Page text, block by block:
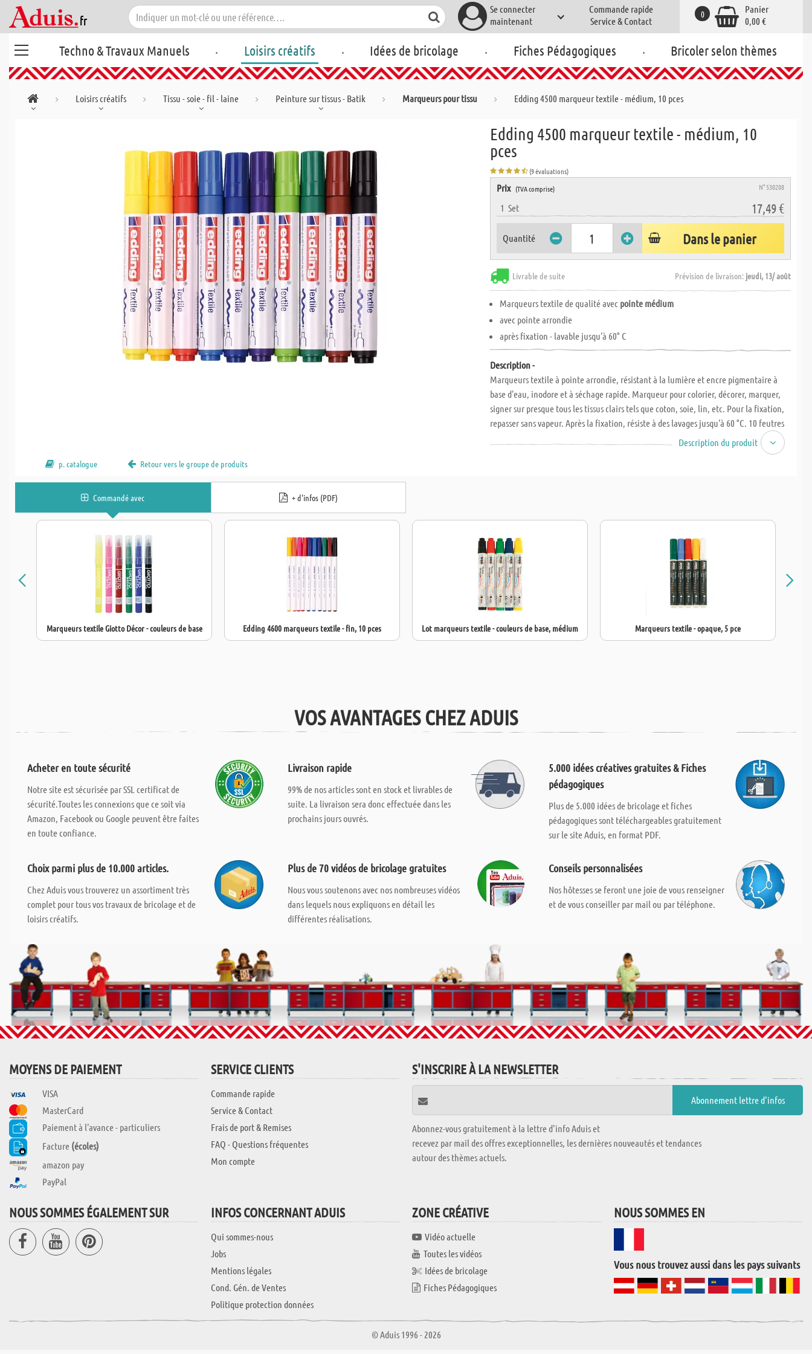
Se connecter
maintenant
Commande rapide
Service & Contact
Panier
0,00 €
0
Techno & Travaux Manuels . Loisirs créatifs . Idées de bricolage . Fiches Pédagogiques . Bricoler selon thèmes
Loisirs créatifs Tissu - soie - fil - laine Peinture sur tissus - Batik Marqueurs pour tissu Edding 4500 marqueur textile - médium, 10 pces
Edding 4500 marqueur textile - médium, 10
pces
(9 évaluations)
Prix (TVA comprise) N° 530208
1Set 17,49 €
Quantité Dans le panier
Livrable de suite Prévision de livraison: jeudi, 13/ août
Marqueurs textile de qualité avec pointe médium
avec pointe arrondie
après fixation - lavable jusqu'à 60° C
Description -
Marqueurs textile à pointe arrondie, résistant à la lumière et encre pigmentaire à
base d'eau, inodore et à séchage rapide. Marqueur pour colorier, décorer, marquer,
signer sur presque tous les tissus clairs tels que coton, soie, lin, etc. Pour la fixation,
repasser sans vapeur. Après la fixation, résiste à des lavages jusqu'à 60 °C. 10 feutres
avec pointe 2-3 mm, dans les coloris jaune, orange, rouge, bleu clair, bleu foncé,
Description du produit
p. catalogue Retour vers le groupe de produits
Commandé avec + d'infos (PDF)
Marqueurs textile Giotto Décor - couleurs de base Edding 4600 marqueurs textile - fin, 10 pces Lot marqueurs textile - couleurs de base, médium Marqueurs textile - opaque, 5 pce
VOS AVANTAGES CHEZ ADUIS
Acheter en toute sécurité
Notre site est sécurisée par SSL certificat de
sécurité.Toutes les connexions que ce soit via
Amazon, Facebook ou Google peuvent être faites
en toute confiance.
Livraison rapide
99% de nos articles sont en stock et livrables de
suite. La livraison sera donc effectuée dans les
prochains jours ouvrés.
5.000 idées créatives gratuites & Fiches
pédagogiques
Plus de 5.000 idées de bricolage et fiches
pédagogiques sont téléchargeables gratuitement
sur le site Aduis, en format PDF.
Choix parmi plus de 10.000 articles.
Chez Aduis vous trouverez un assortiment très
complet pour tous vos travaux de bricolage et de
loisirs créatifs.
Plus de 70 vidéos de bricolage gratuites
Nous vous soutenons avec nos nombreuses vidéos
dans lequels nous expliquons en détail les
différentes réalisations.
Conseils personnalisées
Nos hôtesses se feront une joie de vous renseigner
et de vous conseiller par mail ou par téléphone.
MOYENS DE PAIEMENT
VISA
MasterCard
Paiement à l'avance - particuliers
Facture (écoles)
amazon pay
PayPal
SERVICE CLIENTS
Commande rapide
Service & Contact
Frais de port & Remises
FAQ - Questions fréquentes
Mon compte
S'INSCRIRE À LA NEWSLETTER
Abonnez-vous gratuitement à la lettre d'info Aduis et
recevez par mail des offres exceptionnelles, les dernières nouveautés et tendances
autour des thèmes actuels.
NOUS SOMMES ÉGALEMENT SUR INFOS CONCERNANT ADUIS
Qui sommes-nous
Jobs
Mentions légales
Cond. Gén. de Ventes
Politique protection données
ZONE CRÉATIVE
Vidéo actuelle
Toutes les vidéos
Idées de bricolage
Fiches Pédagogiques
NOUS SOMMES EN
Vous nous trouvez aussi dans les pays suivants
© Aduis 1996 - 2026